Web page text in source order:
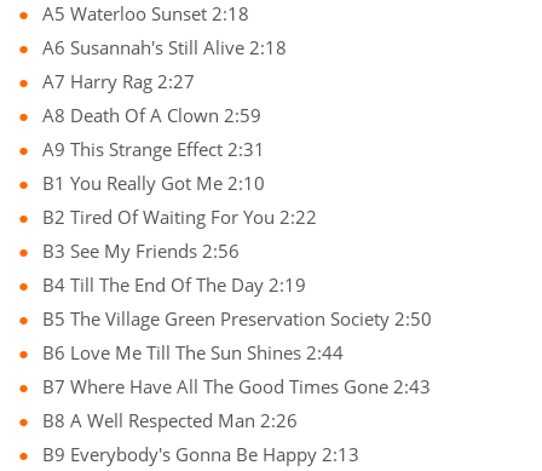
A5 Waterloo Sunset 2:18
A6 Susannah's Still Alive 2:18
A7 Harry Rag 2:27
A8 Death Of A Clown 2:59
A9 This Strange Effect 2:31
B1 You Really Got Me 2:10
B2 Tired Of Waiting For You 2:22
B3 See My Friends 2:56
B4 Till The End Of The Day 2:19
B5 The Village Green Preservation Society 2:50
B6 Love Me Till The Sun Shines 2:44
B7 Where Have All The Good Times Gone 2:43
B8 A Well Respected Man 2:26
B9 Everybody's Gonna Be Happy 2:13